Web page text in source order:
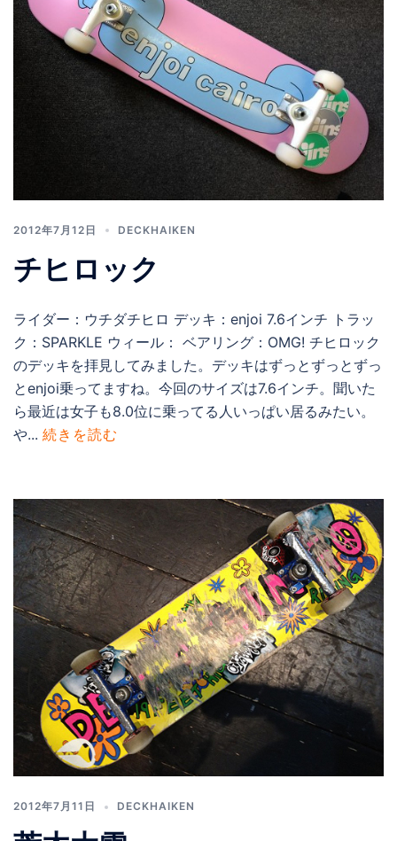
2012年7月12日 DECKHAIKEN
チヒロック
ライダー：ウチダチヒロ デッキ：enjoi 7.6インチ トラッ
ク：SPARKLE ウィール： ベアリング：OMG! チヒロック
のデッキを拝見してみました。デッキはずっとずっとずっ
とenjoi乗ってますね。今回のサイズは7.6インチ。聞いた
ら最近は女子も8.0位に乗ってる人いっぱい居るみたい。
や... 続きを読む
2012年7月11日 DECKHAIKEN